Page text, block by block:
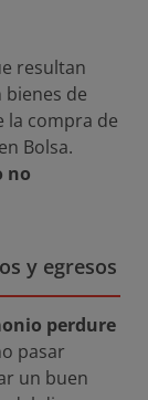
resultan
de
la compra de
Bolsa.
no
y egresos
perdure
pasar
un buen